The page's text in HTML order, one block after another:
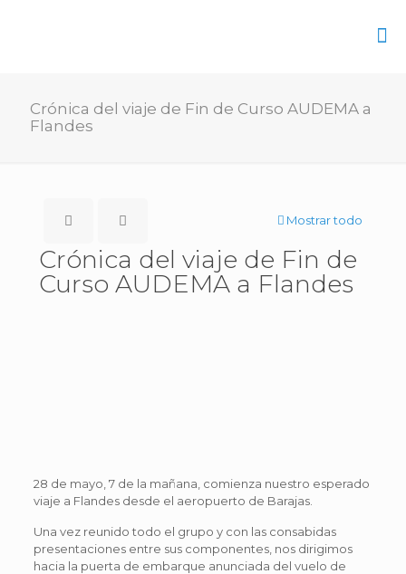
Crónica del viaje de Fin de Curso AUDEMA a
Flandes
Mostrar todo
Crónica del viaje de Fin de
Curso AUDEMA a Flandes
28 de mayo, 7 de la mañana, comienza nuestro esperado
viaje a Flandes desde el aeropuerto de Barajas.
Una vez reunido todo el grupo y con las consabidas
presentaciones entre sus componentes, nos dirigimos
hacia la puerta de embarque anunciada del vuelo de